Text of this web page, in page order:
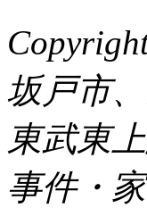
坂戸市
東武東
事件・